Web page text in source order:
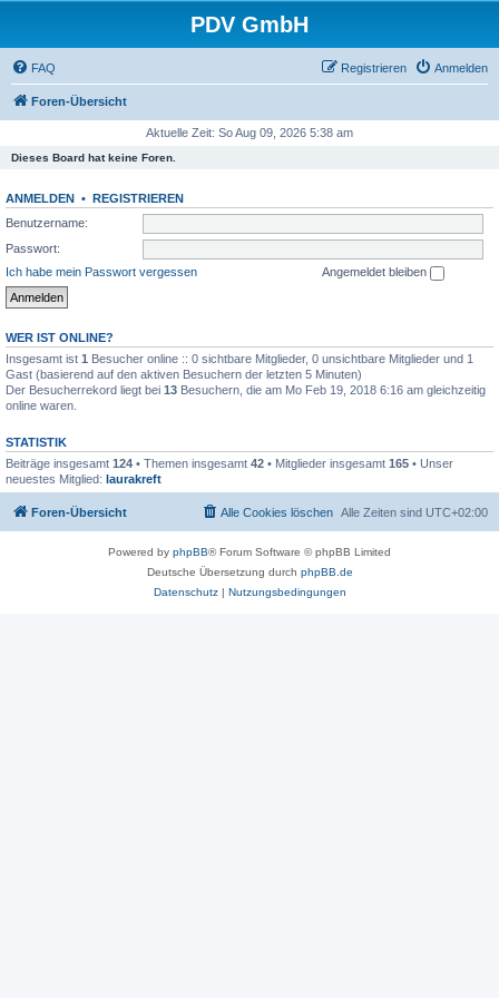
PDV GmbH
FAQ Anmelden
Registrieren
Foren-Übersicht
Aktuelle Zeit: So Aug 09, 2026 5:38 am
Dieses Board hat keine Foren.
ANMELDEN • REGISTRIEREN
Benutzername:
Passwort:
Ich habe mein Passwort vergessen
Angemeldet bleiben
WER IST ONLINE?
Insgesamt ist 1 Besucher online :: 0 sichtbare Mitglieder, 0 unsichtbare Mitglieder und 1
Gast (basierend auf den aktiven Besuchern der letzten 5 Minuten)
Der Besucherrekord liegt bei 13 Besuchern, die am Mo Feb 19, 2018 6:16 am gleichzeitig
online waren.
STATISTIK
Beiträge insgesamt 124 • Themen insgesamt 42 • Mitglieder insgesamt 165 • Unser
neuestes Mitglied: laurakreft
Foren-Übersicht Alle Zeiten sind UTC+02:00
Alle Cookies löschen
Powered by phpBB® Forum Software © phpBB Limited
Deutsche Übersetzung durch phpBB.de
Datenschutz| Nutzungsbedingungen